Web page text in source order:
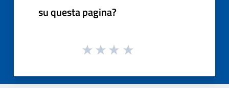
su questa pagina?